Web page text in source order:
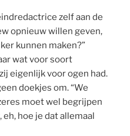
zelf aan de
opnieuw willen geven,
kunnen maken?”
wat voor soort
eigenlijk voor ogen had.
doekjes om. “We
moet wel begrijpen
hoe je dat allemaal